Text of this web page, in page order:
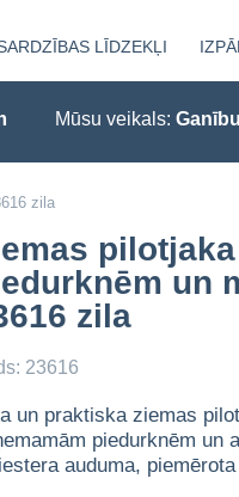
LĪDZEKĻI
Mūsu veikals:
zila
un
zila
23616
un praktiska ziemas
piedurknēm un
auduma,